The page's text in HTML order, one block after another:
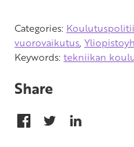
Categories:
vuorovaikutus,
Keywords: tekniikan
Share